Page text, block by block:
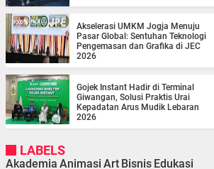
Akselerasi UMKM Jogja Menuju
Pasar Global: Sentuhan Teknologi
Pengemasan dan Grafika di JEC
2026
Gojek Instant Hadir di Terminal
Giwangan, Solusi Praktis Urai
Kepadatan Arus Mudik Lebaran
2026
LABELS
Akademia Animasi Art Bisnis Edukasi